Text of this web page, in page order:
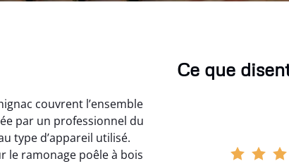
couvrent l’ensemble
par un professionnel du
type d’appareil utilisé.
le ramonage poêle à bois
Ce que